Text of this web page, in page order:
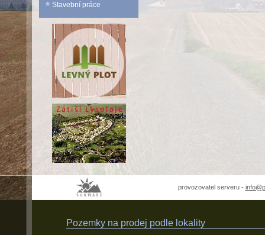
Stavební práce
provozovatel serveru -
Pozemky na prodej podle lokality